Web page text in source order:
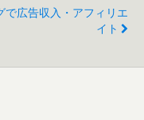
で広告収入・アフィリエ
イト